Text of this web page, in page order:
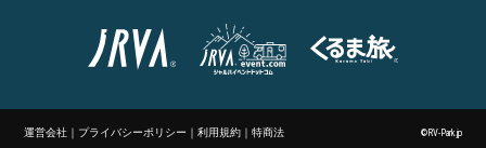
運営会社 ｜ プライバシーポリシー ｜利用規約 ｜特商法 ©RV-Park.jp